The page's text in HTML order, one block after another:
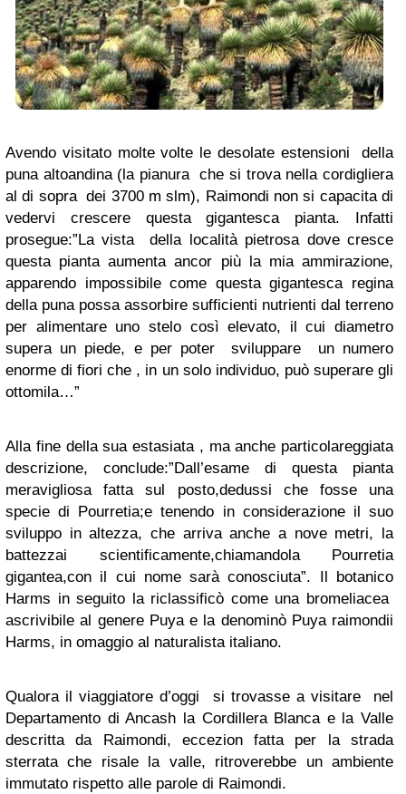
Avendo visitato molte volte le desolate estensioni della
puna altoandina (la pianura che si trova nella cordigliera
al di sopra dei 3700 m slm), Raimondi non si capacita di
vedervi crescere questa gigantesca pianta. Infatti
prosegue:”La vista della località pietrosa dove cresce
questa pianta aumenta ancor più la mia ammirazione,
apparendo impossibile come questa gigantesca regina
della puna possa assorbire sufficienti nutrienti dal terreno
per alimentare uno stelo così elevato, il cui diametro
supera un piede, e per poter sviluppare un numero
enorme di fiori che , in un solo individuo, può superare gli
ottomila…”
Alla fine della sua estasiata , ma anche particolareggiata
descrizione, conclude:”Dall’esame di questa pianta
meravigliosa fatta sul posto,dedussi che fosse una
specie di Pourretia;e tenendo in considerazione il suo
sviluppo in altezza, che arriva anche a nove metri, la
battezzai scientificamente,chiamandola Pourretia
gigantea,con il cui nome sarà conosciuta”. Il botanico
Harms in seguito la riclassificò come una bromeliacea
ascrivibile al genere Puya e la denominò Puya raimondii
Harms, in omaggio al naturalista italiano.
Qualora il viaggiatore d’oggi si trovasse a visitare nel
Departamento di Ancash la Cordillera Blanca e la Valle
descritta da Raimondi, eccezion fatta per la strada
sterrata che risale la valle, ritroverebbe un ambiente
immutato rispetto alle parole di Raimondi.